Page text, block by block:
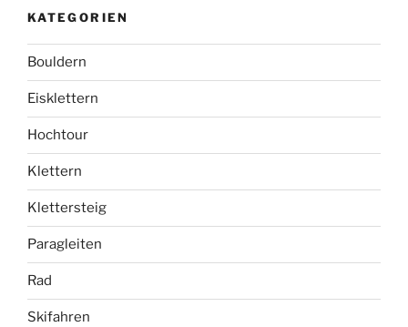
KATEGORIEN
Bouldern
Eisklettern
Hochtour
Klettern
Klettersteig
Paragleiten
Rad
Skifahren